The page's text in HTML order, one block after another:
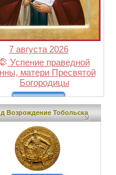
7 августа 2026
Успение праведной
матери Пресвятой
Богородицы
Возрождение Тобольска